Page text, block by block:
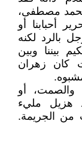
محمد مصطفى،
أحبابنا أو
بالرد لكنه
بيننا وبين
في نيسان 2015 وقت كان زهران
والصمت، أو
هزيل مليء
جاء بعد 3 سنوات من الجريمة.